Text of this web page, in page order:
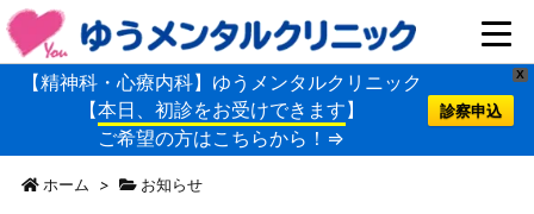
X
【精神科・心療内科】ゆうメンタルクリニック
【本日、初診をお受けできます】
ご希望の方はこちらから！⇒
診察申込
ホーム > お知らせ